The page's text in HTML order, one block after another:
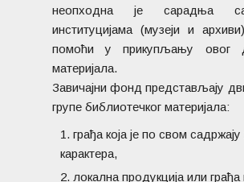
неопходна је сарадња
институцијама (музеји и
помоћи у прикупљању овог
материјала.
Завичајни фонд представљају
групе библиотечког материјала:
грађа која је по свом садржају
карактера,
локална продукција или грађа